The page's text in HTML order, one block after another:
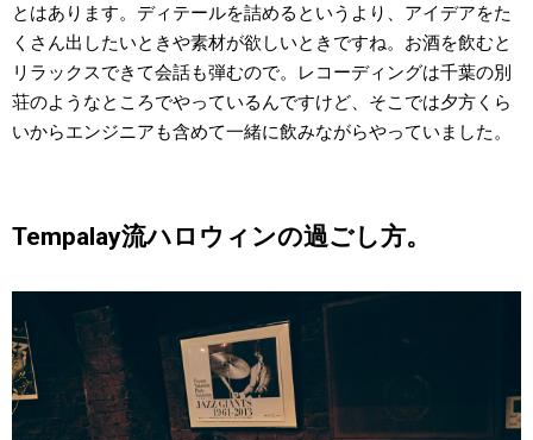
とはあります。ディテールを詰めるというより、アイデアをた
くさん出したいときや素材が欲しいときですね。お酒を飲むと
リラックスできて会話も弾むので。レコーディングは千葉の別
荘のようなところでやっているんですけど、そこでは夕方くら
いからエンジニアも含めて一緒に飲みながらやっていました。
Tempalay流ハロウィンの過ごし方。